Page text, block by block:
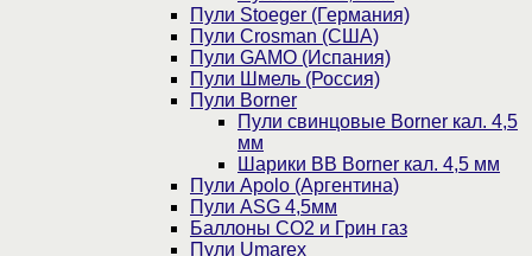
Пули Stoeger (Германия)
Пули Crosman (США)
Пули GAMO (Испания)
Пули Шмель (Россия)
Пули Borner
Пули свинцовые Borner кал. 4,5
мм
Шарики BB Borner кал. 4,5 мм
Пули Apolo (Аргентина)
Пули ASG 4,5мм
Баллоны CO2 и Грин газ
Пули Umarex